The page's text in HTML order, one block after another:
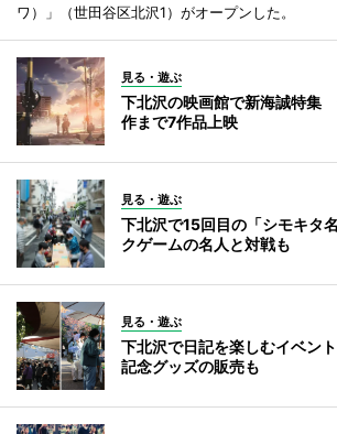
ワ）」（世田谷区北沢1）がオープンした。
見る・遊ぶ
下北沢の映画館で新海誠特集
作まで7作品上映
見る・遊ぶ
下北沢で15回目の「シモキタ
クゲームの名人と対戦も
見る・遊ぶ
下北沢で日記を楽しむイベン
記念グッズの販売も